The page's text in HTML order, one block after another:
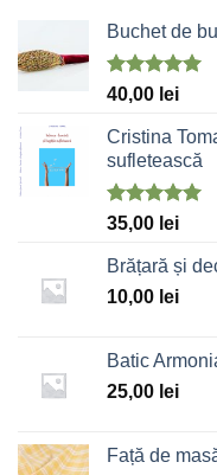
Buchet de
Evaluat la
din 5
40,00 lei
Cristina
sufletească
Evaluat la
din 5
35,00 lei
Brățară și
10,00 lei
Batic
25,00 lei
Față de